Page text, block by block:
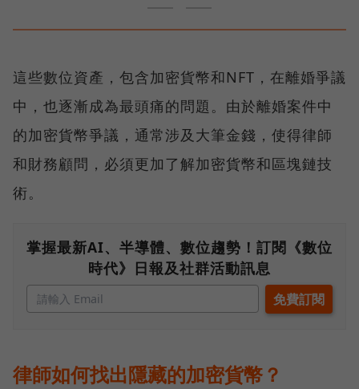
這些數位資產，包含加密貨幣和NFT，在離婚爭議
中，也逐漸成為最頭痛的問題。由於離婚案件中
的加密貨幣爭議，通常涉及大筆金錢，使得律師
和財務顧問，必須更加了解加密貨幣和區塊鏈技
術。
掌握最新AI、半導體、數位趨勢！訂閱《數位
時代》日報及社群活動訊息
律師如何找出隱藏的加密貨幣？